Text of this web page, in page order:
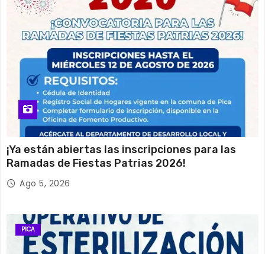
¡Ya están abiertas las inscripciones para las
Ramadas de Fiestas Patrias 2026!
Ago 5, 2026
PICA